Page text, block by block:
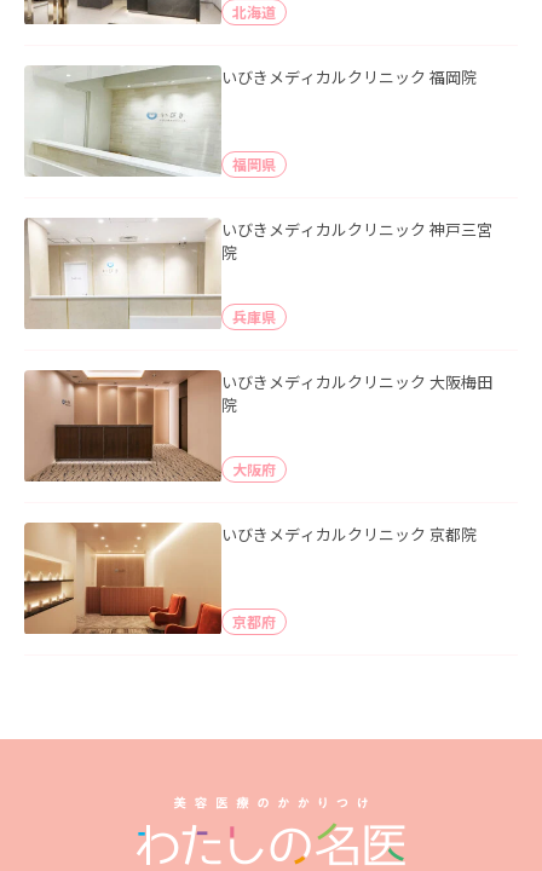
北海道
いびきメディカルクリニック 福岡院
福岡県
いびきメディカルクリニック 神戸三宮
院
兵庫県
いびきメディカルクリニック 大阪梅田
院
大阪府
いびきメディカルクリニック 京都院
京都府